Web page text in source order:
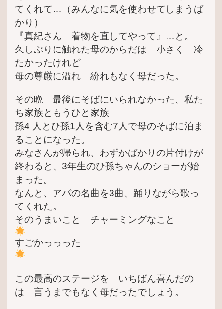
てくれて…（みんなに気を使わせてしまうば
かり）
『真紀さん 着物を直してやって』…と。
久しぶりに触れた母のからだは 小さく 冷
たかったけれど
母の尊厳に溢れ 紛れもなく母だった。
その晩 最後にそばにいられなかった、私た
ち家族ともうひと家族
孫4 人とひ孫1人を含む7人で母のそばに泊ま
ることになった。
みなさんが帰られ、わずかばかりの片付けが
終わると、3年生のひ孫ちゃんのショーが始
まった。
なんと、アバの名曲を3曲、踊りながら歌っ
てくれた。
そのうまいこと チャーミングなこと
すごかっっった
この最高のステージを いちばん喜んだの
は 言うまでもなく母だったでしょう。